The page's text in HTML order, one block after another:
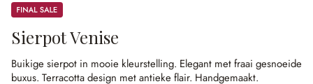
Sale
Sierpot Venise
Buikige sierpot in mooie kleurstelling. Elegant met fraai gesnoeide
buxus. Terracotta design met antieke flair. Handgemaakt.